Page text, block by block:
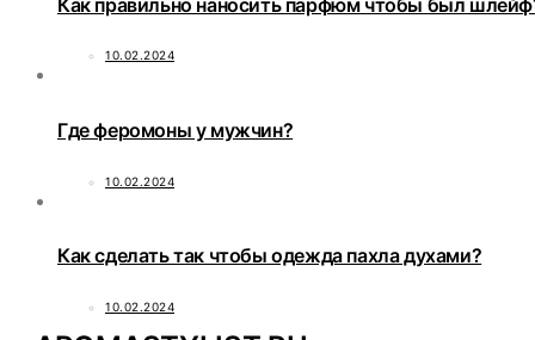
10.02.2024
Где феромоны у мужчин?
10.02.2024
Как сделать так чтобы одежда пахла духами?
10.02.2024